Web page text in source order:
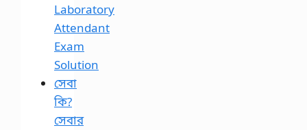
Laboratory
Attendant
Exam
Solution
সেবা
কি?
সেবার